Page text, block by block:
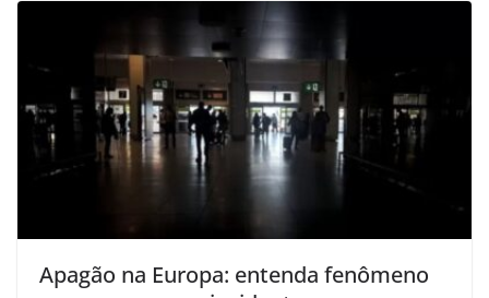
Apagão na Europa: entenda fenômeno